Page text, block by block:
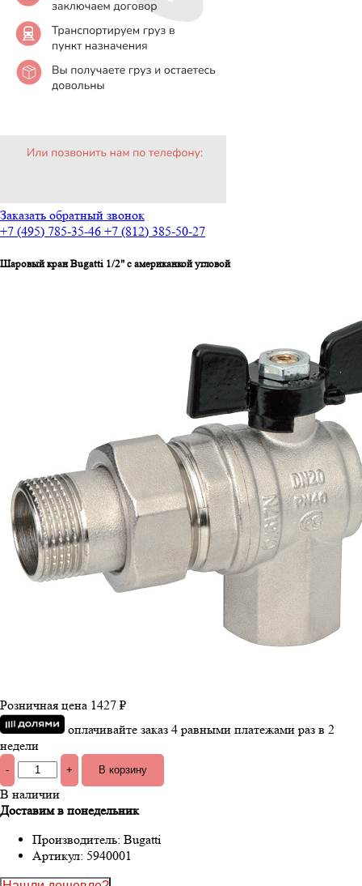
Заказать обратный звонок
+7 (495) 785-35-46 +7 (812) 385-50-27
Шаровый кран Bugatti 1/2" с американкой угловой
Розничная цена 1427 ₽
оплачивайте заказ 4 равными платежами раз в 2
недели
- +
В наличии
Доставим в понедельник
Производитель: Bugatti
Артикул: 5940001